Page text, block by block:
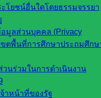
โยชน์อื่นใดโดยธรรมจรรยา
มูลส่วนบุคคล (Privacy
ขตพื้นที่การศึกษาประถมศึกษ
วนร่วมในการดำเนินงาน
าหน้าที่ของรัฐ